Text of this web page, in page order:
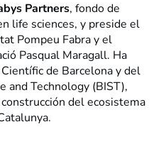
Partners, fondo de
life sciences, y preside el
Pompeu Fabra y el
Pasqual Maragall. Ha
de Barcelona y del
and Technology (BIST),
del ecosistema